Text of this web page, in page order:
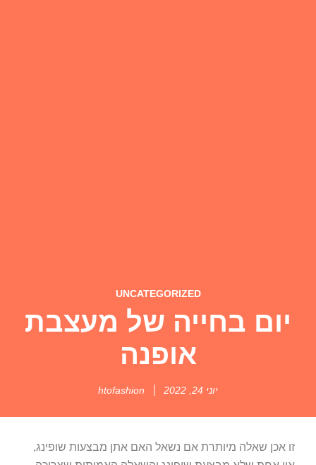
UNCATEGORIZED
יום בחייה של מעצבת
אופנה
יוני 24, 2022 htofashion
זו אכן שאלה מיותרת אם נשאל האם אתן מבצעות שופינג,